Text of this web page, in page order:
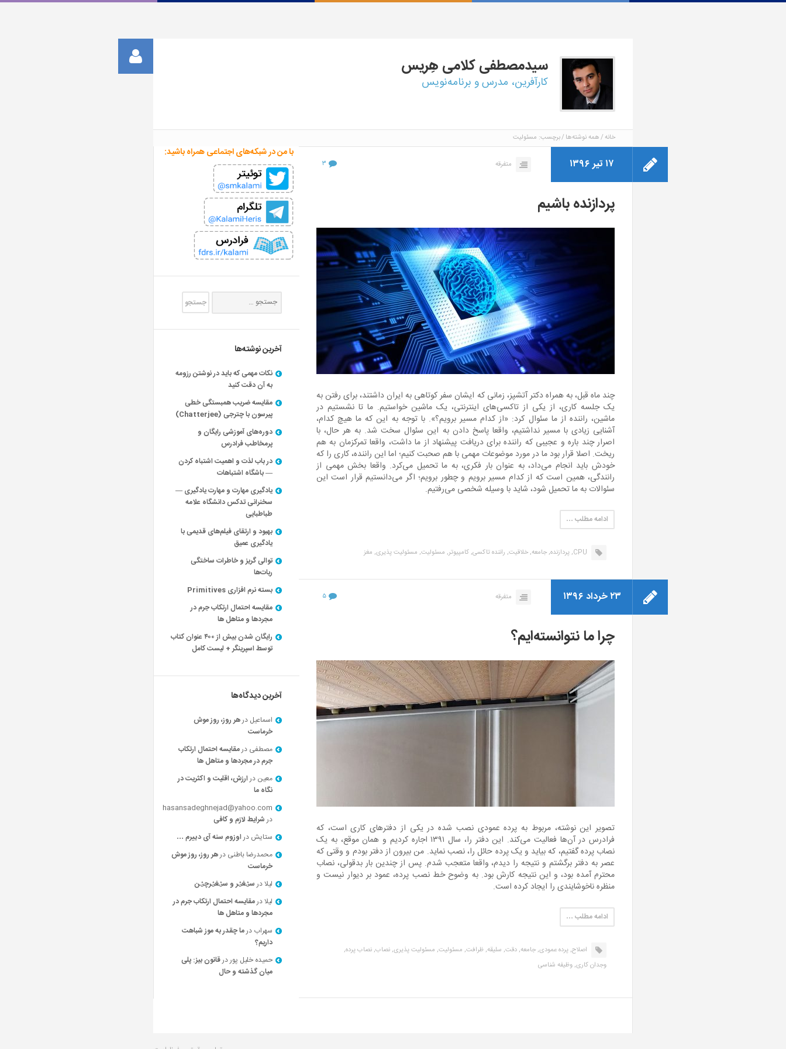
سیدمصطفیکلامی هِریس
کارآفرین، مدرس و برنامه‌نویس
خانه همه نوشته‌ها برچسب: مسئولیت
۱۷ تیر ۱۳۹۶ متفرقه ۳
پردازنده باشیم
چند ماه قبل، به همراه دکتر آتشپز، زمانی که ایشان سفر کوتاهی به ایران داشتند، برای رفتن به
یک جلسه کاری، از یکی از تاکسی‌های اینترنتی، یک ماشین خواستیم. ما تا نشستیم در
ماشین، راننده از ما سئوال کرد: «از کدام مسیر برویم؟». با توجه به این که ما هیچ کدام،
آشنایی زیادی با مسیر نداشتیم، واقعا پاسخ دادن به این سئوال سخت شد. به هر حال، با
اصرار چند باره و عجیبی که راننده برای دریافت پیشنهاد از ما داشت، واقعا تمرکزمان به هم
ریخت. اصلا قرار بود ما در مورد موضوعات مهمی با هم صحبت کنیم؛ اما این راننده، کاری را که
خودش باید انجام می‌داد، به عنوان بار فکری، به ما تحمیل می‌کرد. واقعا بخش مهمی از
رانندگی، همین است که از کدام مسیر برویم و چطور برویم؛ اگر می‌دانستیم قرار است این
سئوالات به ما تحمیل شود، شاید با وسیله شخصی می‌رفتیم.
ادامه مطلب …
CPU, پردازنده,جامعه,خلاقیت, راننده تاکسی,کامپیوتر, مسئولیت, مسئولیت پذیری, مغز
۲۳ خرداد ۱۳۹۶ متفرقه ۵
چرا ما نتوانسته‌ایم؟
تصویر این نوشته، مربوط به پرده عمودی نصب شده در یکی از دفترهای کاری است، که
فرادرس در آن‌ها فعالیت می‌کند. این دفتر را، سال ۱۳۹۱ اجاره کردیم و همان موقع، به یک
نصاب پرده گفتیم، که بیاید و یک پرده حائل را، نصب نماید. من بیرون از دفتر بودم و وقتی که
عصر به دفتر برگشتم و نتیجه را دیدم، واقعا متعجب شدم. پس از چندین بار بدقولی، نصاب
محترم آمده بود، و این نتیجه کارش بود. به وضوح خط نصب پرده، عمود بر دیوار نیست و
منظره ناخوشایندی را ایجاد کرده است.
ادامه مطلب …
اصلاح,پرده عمودی,جامعه,دقت, سلیقه,ظرافت, مسئولیت, مسئولیت پذیری,نصاب,نصاب پرده,
وجدان کاری,وظیفه شناسی
با من در شبکه‌های اجتماعی همراه باشید:
آخرین نوشته‌ها
نکات مهمی که باید در نوشتن رزومه
به آن دقت کنید
مقایسه ضریب همبستگی خطی
پیرسون با چترجی (Chatterjee)
دوره‌های آموزشی رایگان و
پرمخاطب فرادرس
در باب لذت و اهمیت اشتباه کردن
— باشگاه اشتباهات
یادگیری مهارت و مهارت یادگیری —
سخنرانی تدکس دانشگاه علامه
طباطبایی
بهبود و ارتقای فیلم‌های قدیمی با
یادگیری عمیق
توالی گریز و خاطرات ساختگی
ربات‌ها
بسته نرم افزاری Primitives
مقایسه احتمال ارتکاب جرم در
مجردها و متاهل ها
رایگان شدن بیش از ۴۰۰ عنوان کتاب
توسط اسپرینگر + لیست کامل
آخرین دیدگاه‌ها
اسماعیل درهر روز، روز موش
خرماست
مصطفی درمقایسه احتمال ارتکاب
جرم در مجردها و متاهل ها
معین درارزش، اقلیت و اکثریت در
نگاه ما
hasansadeghnejad@yahoo.com
درشرایط لازم و کافی
ستایش دراوزوم سنه آی دییرم …
محمدرضا باطنی درهر روز، روز موش
خرماست
لیلادرسؽغؽر و سؽغؽرچؽن
لیلادرمقایسه احتمال ارتکاب جرم در
مجردها و متاهل ها
سهراب درما چقدر به موز شباهت
داریم؟
حميده خليل پوردرقانون بیز: پلی
میان گذشته و حال